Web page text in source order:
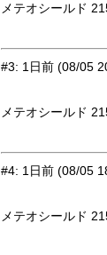
メテオシールド
#3: 1日前 (08/05
メテオシールド
#4: 1日前 (08/05
メテオシールド